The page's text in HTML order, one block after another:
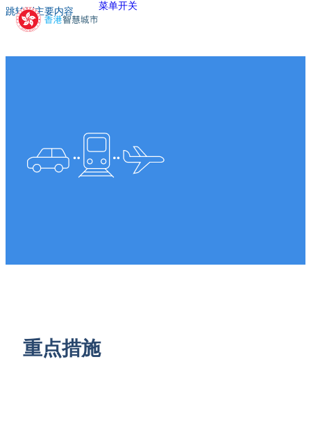
跳转到主要内容 菜单开关
重点措施